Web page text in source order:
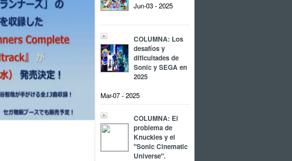
Jun-03 - 2025
COLUMNA: Los
desafíos y
dificultades de
Sonic y SEGA en
2025
Mar-07 - 2025
COLUMNA: El
problema de
Knuckles y el
"Sonic Cinematic
Universe".